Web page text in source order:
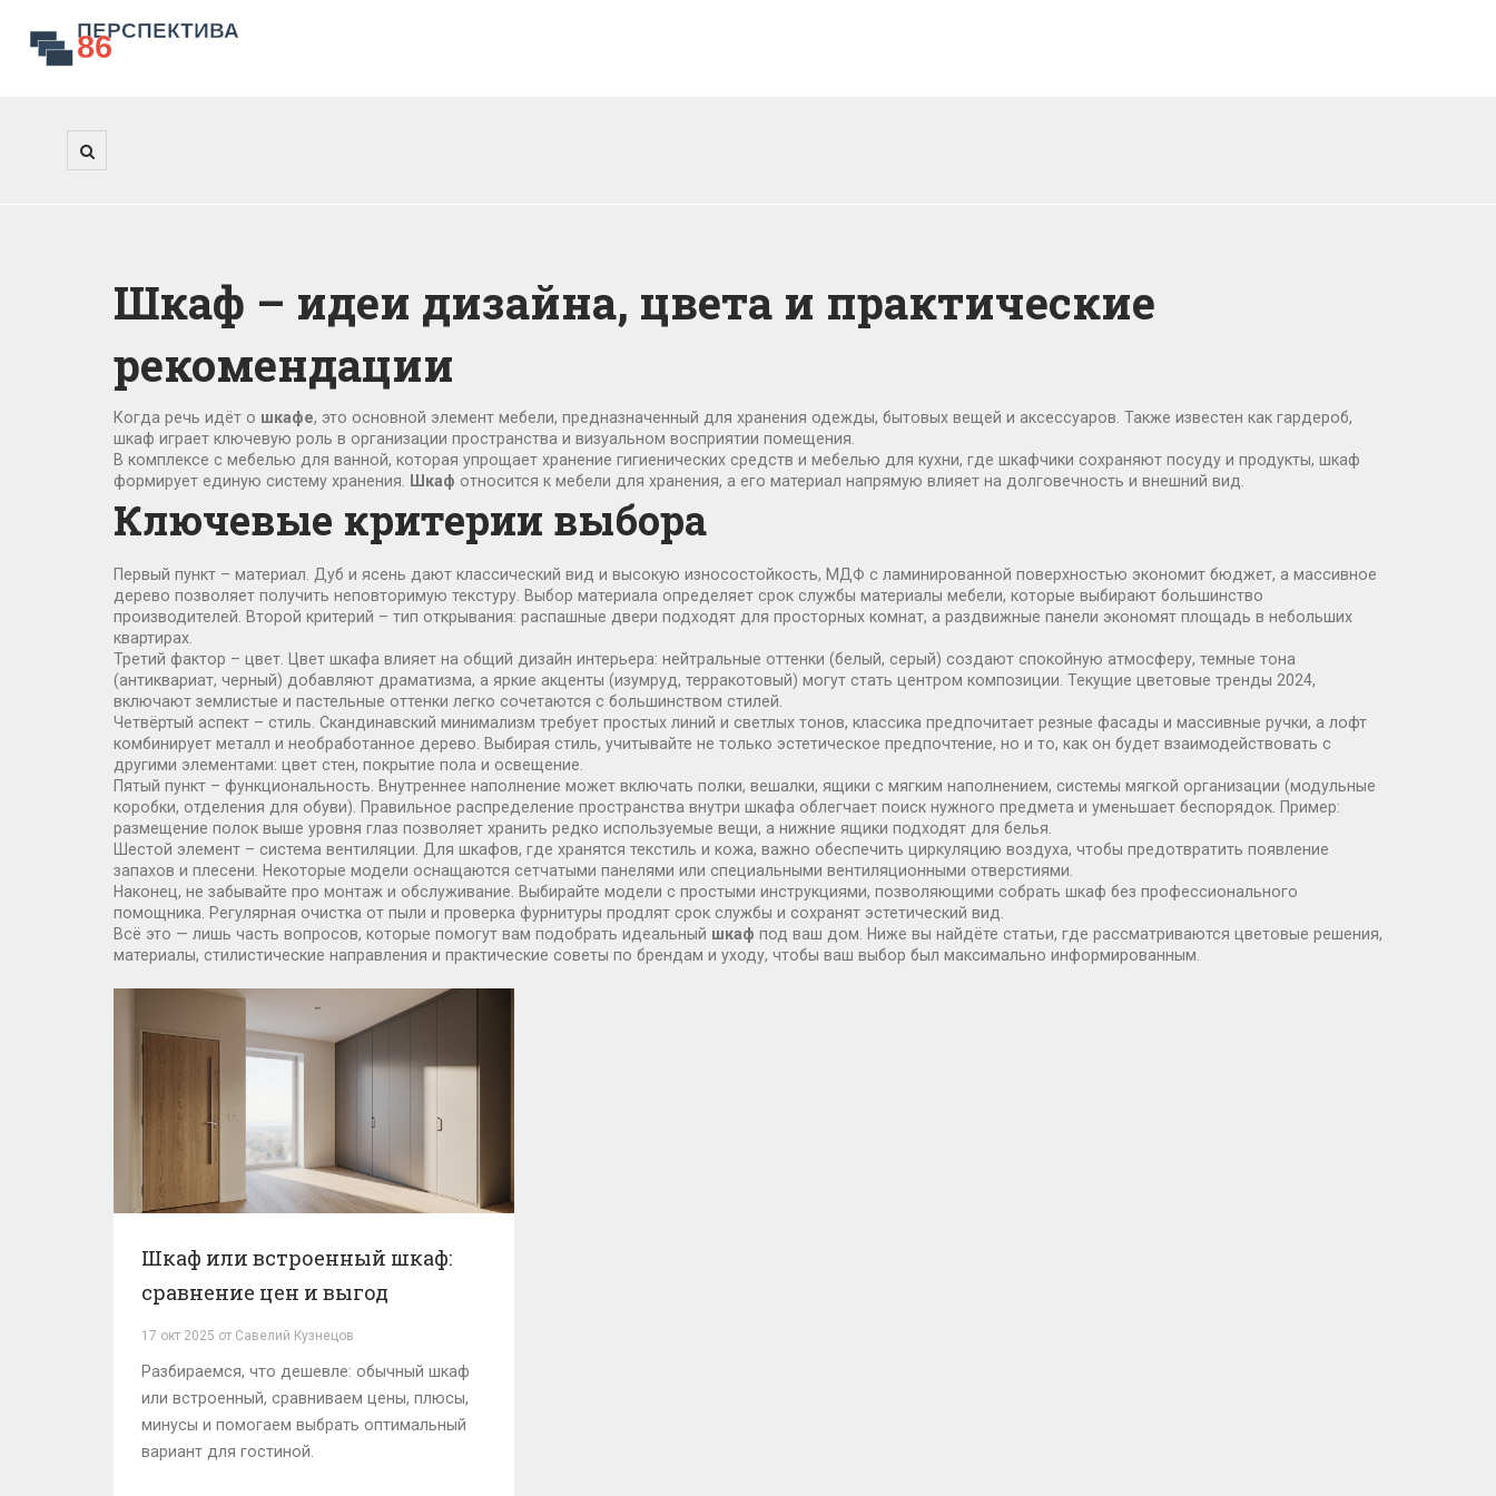
Шкаф – идеи дизайна, цвета и практические
рекомендации
Когда речь идёт о шкафе, это основной элемент мебели, предназначенный для хранения одежды, бытовых вещей и аксессуаров . Также известен как гардероб,
шкаф играет ключевую роль в организации пространства и визуальном восприятии помещения
В комплексе с мебелью для ванной, которая упрощает хранение гигиенических средств и мебелью для кухни, где шкафчики сохраняют посуду и продукты, шкаф
формирует единую систему хранения.
Шкаф относится к мебели для хранения, а его материал напрямую влияет на долговечность и внешний вид.
Ключевые критерии выбора
Первый пункт – материал. Дуб и ясень дают классический вид и высокую износостойкость, МДФ с ламинированной поверхностью экономит бюджет, а массивное
дерево позволяет получить неповторимую текстуру. Выбор материала определяет срок службы материалы мебели, которые выбирают большинство
производителей . Второй критерий – тип открывания: распашные двери подходят для просторных комнат, а раздвижные панели экономят площадь в небольших
квартирах.
Третий фактор – цвет. Цвет шкафа влияет на общий дизайн интерьера: нейтральные оттенки (белый, серый) создают спокойную атмосферу, темные тона
(антиквариат, черный) добавляют драматизма, а яркие акценты (изумруд, терракотовый) могут стать центром композиции. Текущие цветовые тренды 2024,
включают землистые и пастельные оттенки легко сочетаются с большинством стилей.
Четвёртый аспект – стиль. Скандинавский минимализм требует простых линий и светлых тонов, классика предпочитает резные фасады и массивные ручки, а лофт
комбинирует металл и необработанное дерево. Выбирая стиль, учитывайте не только эстетическое предпочтение, но и то, как он будет взаимодействовать с
другими элементами: цвет стен, покрытие пола и освещение.
Пятый пункт – функциональность. Внутреннее наполнение может включать полки, вешалки, ящики с мягким наполнением, системы мягкой организации (модульные
коробки, отделения для обуви). Правильное распределение пространства внутри шкафа облегчает поиск нужного предмета и уменьшает беспорядок. Пример:
размещение полок выше уровня глаз позволяет хранить редко используемые вещи, а нижние ящики подходят для белья.
Шестой элемент – система вентиляции. Для шкафов, где хранятся текстиль и кожа, важно обеспечить циркуляцию воздуха, чтобы предотвратить появление
запахов и плесени. Некоторые модели оснащаются сетчатыми панелями или специальными вентиляционными отверстиями.
Наконец, не забывайте про монтаж и обслуживание. Выбирайте модели с простыми инструкциями, позволяющими собрать шкаф без профессионального
помощника. Регулярная очистка от пыли и проверка фурнитуры продлят срок службы и сохранят эстетический вид.
Всё это — лишь часть вопросов, которые помогут вам подобрать идеальный шкаф под ваш дом. Ниже вы найдёте статьи, где рассматриваются цветовые решения,
материалы, стилистические направления и практические советы по брендам и уходу, чтобы ваш выбор был максимально информированным.
Шкаф или встроенный шкаф:
сравнение цен и выгод
17 окт 2025 от Савелий Кузнецов
Разбираемся, что дешевле: обычный шкаф
или встроенный, сравниваем цены, плюсы,
минусы и помогаем выбрать оптимальный
вариант для гостиной.